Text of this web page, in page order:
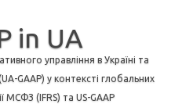
in UA
управління в Україні та
GAAP) у контексті глобальних
МСФЗ (IFRS) та US-GAAP